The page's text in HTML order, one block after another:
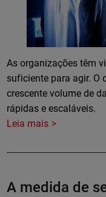
As organizações têm
suficiente para agir. O
crescente volume de
rápidas e escaláveis.
Leia mais
A medida de